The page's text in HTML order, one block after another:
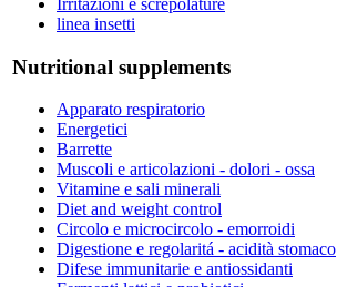
linea insetti
Nutritional supplements
Apparato respiratorio
Energetici
Barrette
Muscoli e articolazioni - dolori - ossa
Vitamine e sali minerali
Diet and weight control
Circolo e microcircolo - emorroidi
Digestione e regolaritá - acidità stomaco
Difese immunitarie e antiossidanti